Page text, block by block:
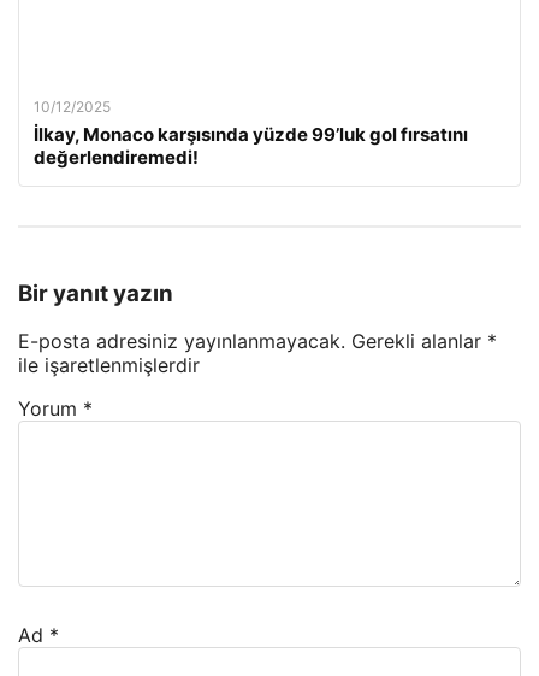
10/12/2025
İlkay, Monaco karşısında yüzde 99’luk gol fırsatını
değerlendiremedi!
Bir yanıt yazın
E-posta adresiniz yayınlanmayacak. Gerekli alanlar *
ile işaretlenmişlerdir
Yorum *
Ad *